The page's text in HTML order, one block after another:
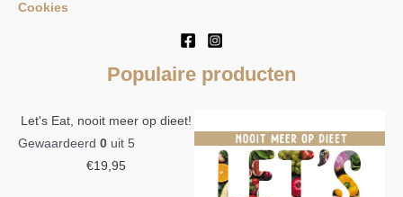
Cookies
Populaire producten
Let's Eat, nooit meer op dieet!
Gewaardeerd 0 uit 5
€19,95